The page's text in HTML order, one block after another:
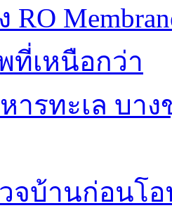
RO
เหนือกว่า
ารทะเล บา
จบ้านก่อนโ